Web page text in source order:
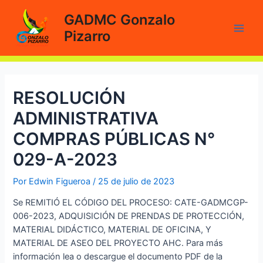
contenido
GADMC Gonzalo
Pizarro
RESOLUCIÓN
ADMINISTRATIVA
COMPRAS PÚBLICAS N°
029-A-2023
Por Edwin Figueroa/ 25 de julio de 2023
Se REMITIÓ EL CÓDIGO DEL PROCESO: CATE-GADMCGP-
006-2023, ADQUISICIÓN DE PRENDAS DE PROTECCIÓN,
MATERIAL DIDÁCTICO, MATERIAL DE OFICINA, Y
MATERIAL DE ASEO DEL PROYECTO AHC. Para más
información lea o descargue el documento PDF de la